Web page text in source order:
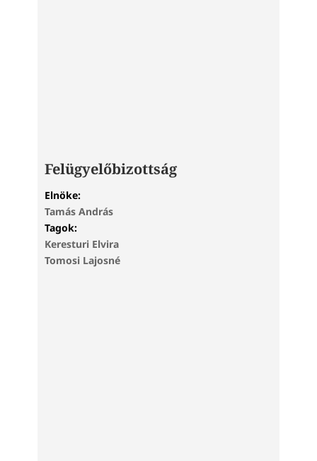
Felügyelőbizottság
Elnöke:
Tamás András
Tagok:
Keresturi Elvira
Tomosi Lajosné